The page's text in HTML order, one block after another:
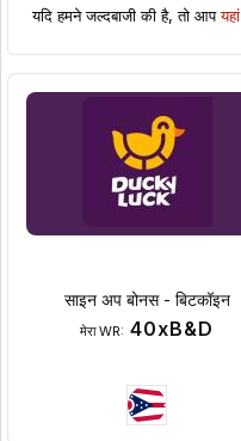
यदि हमने जल्दबाजी की है, तो आपयहां
साइन अप बोनस - बिटकॉइन
मेरा WR: 40xB&D